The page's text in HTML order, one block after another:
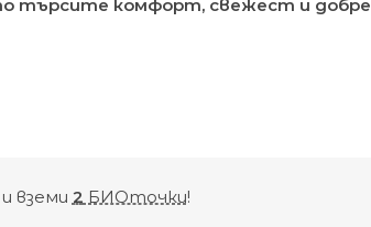
търсите комфорт, свежест и добре
вземи 2 БИОточки!